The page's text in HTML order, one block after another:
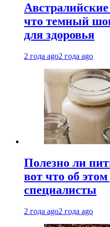
что темный
для здоровья
2 года ago2 года ago
Полезно ли
вот что об
специалисты
2 года ago2 года ago